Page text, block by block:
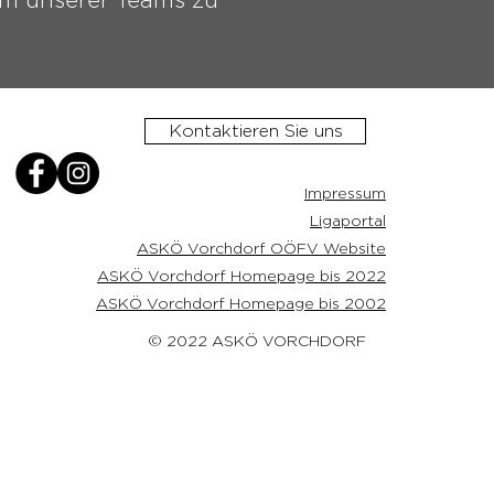
Kontaktieren Sie uns
Impressum
Ligaportal
ASKÖ Vorchdorf OÖFV Website
ASKÖ Vorchdorf Homepage bis 2022
ASKÖ Vorchdorf Homepage bis 2002
© 2022 ASKÖ VORCHDORF